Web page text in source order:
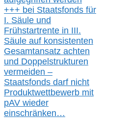
+++ bei Staatsfonds für
I. Säule und
Frühstartrente in III.
Säule auf konsistenten
Gesamtansatz achten
und Doppelstrukturen
vermeiden –
Staatsfonds darf nicht
Produktwettbewerb mit
pAV wieder
einschränken…